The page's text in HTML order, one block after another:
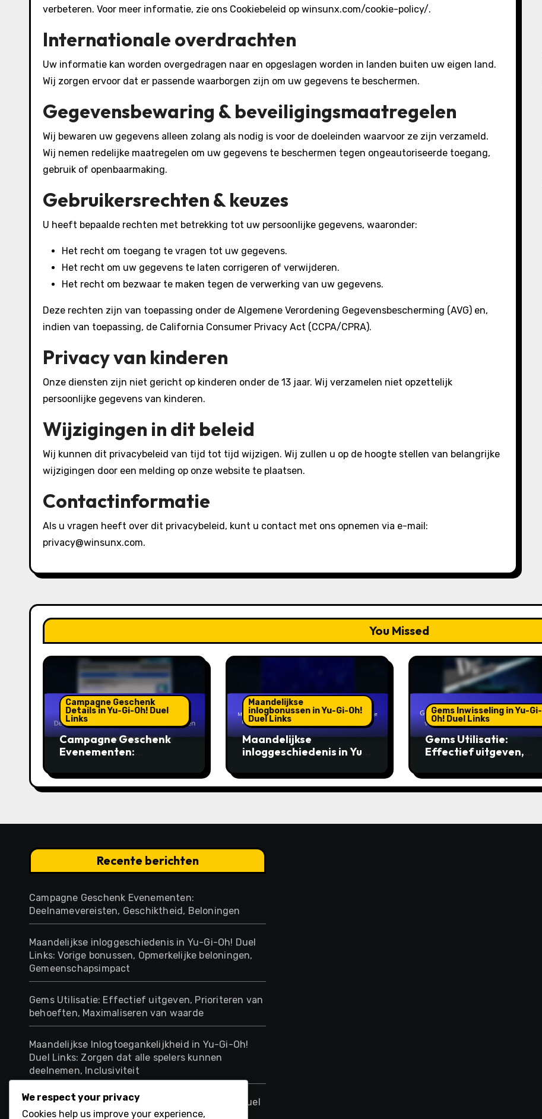
verbeteren. Voor meer informatie, zie ons Cookiebeleid op winsunx.com/cookie-policy/.
Internationale overdrachten
Uw informatie kan worden overgedragen naar en opgeslagen worden in landen buiten uw eigen land.
Wij zorgen ervoor dat er passende waarborgen zijn om uw gegevens te beschermen.
Gegevensbewaring & beveiligingsmaatregelen
Wij bewaren uw gegevens alleen zolang als nodig is voor de doeleinden waarvoor ze zijn verzameld.
Wij nemen redelijke maatregelen om uw gegevens te beschermen tegen ongeautoriseerde toegang,
gebruik of openbaarmaking.
Gebruikersrechten & keuzes
U heeft bepaalde rechten met betrekking tot uw persoonlijke gegevens, waaronder:
Het recht om toegang te vragen tot uw gegevens.
Het recht om uw gegevens te laten corrigeren of verwijderen.
Het recht om bezwaar te maken tegen de verwerking van uw gegevens.
Deze rechten zijn van toepassing onder de Algemene Verordening Gegevensbescherming (AVG) en,
indien van toepassing, de California Consumer Privacy Act (CCPA/CPRA).
Privacy van kinderen
Onze diensten zijn niet gericht op kinderen onder de 13 jaar. Wij verzamelen niet opzettelijk
persoonlijke gegevens van kinderen.
Wijzigingen in dit beleid
Wij kunnen dit privacybeleid van tijd tot tijd wijzigen. Wij zullen u op de hoogte stellen van belangrijke
wijzigingen door een melding op onze website te plaatsen.
Contactinformatie
Als u vragen heeft over dit privacybeleid, kunt u contact met ons opnemen via e-mail:
privacy@winsunx.com.
You Missed
Campagne Geschenk
Details in Yu-Gi-Oh! Duel
Links
Campagne Geschenk
Evenementen:
Geschiktheid,
Beloningen
Maandelijkse
inlogbonussen in Yu-Gi-Oh!
Duel Links
Maandelijkse
inloggeschiedenis in Yu-
bonussen, Opmerkelijke
beloningen,
Gems Inwisseling in Yu-Gi-
Oh! Duel Links
Gems Utilisatie:
Effectief uitgeven,
behoeften,
Maximaliseren van
Recente berichten
Campagne Geschenk Evenementen:
Deelnamevereisten, Geschiktheid, Beloningen
Maandelijkse inloggeschiedenis in Yu-Gi-Oh! Duel
Links: Vorige bonussen, Opmerkelijke beloningen,
Gemeenschapsimpact
Gems Utilisatie: Effectief uitgeven, Prioriteren van
behoeften, Maximaliseren van waarde
Maandelijkse Inlogtoegankelijkheid in Yu-Gi-Oh!
Duel Links: Zorgen dat alle spelers kunnen
deelnemen, Inclusiviteit
Maandelijkse inlogstrategieën voor Yu-Gi-Oh! Duel
Links: Voordelen maximaliseren, Optimale
We respect your privacy
Cookies help us improve your experience,